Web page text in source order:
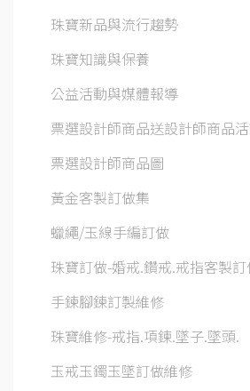
珠寶新品與流行趨勢
珠寶知識與保養
公益活動與媒體報導
票選設計師商品送設計師商品
票選設計師商品圖
黃金客製訂做集
蠟繩/玉線手編訂做
珠寶訂做-婚戒.鑽戒.戒指客製訂
手鍊腳鍊訂製維修
珠寶維修-戒指.項鍊.墜子.墜頭.
玉戒玉鐲玉墜訂做維修